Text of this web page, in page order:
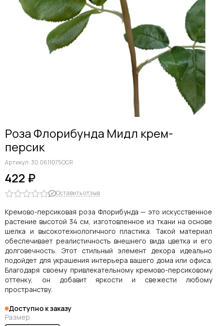
Дельфиниумы
Амариллисы
Ранункулюсы
Гладиолусы
Другие цветы
Космеи, ромашки
Роза Флорибунда Мидл крем-
персик
Артикул:30.0611075OCR
422 ₽
Оставить отзыв
Кремово-персиковая роза Флорибунда — это искусственное
растение высотой 34 см, изготовленное из ткани на основе
шелка и высокотехнологичного пластика. Такой материал
обеспечивает реалистичность внешнего вида цветка и его
долговечность. Этот стильный элемент декора идеально
подойдет для украшения интерьера вашего дома или офиса.
Благодаря своему привлекательному кремово-персиковому
оттенку, он добавит яркости и свежести любому
пространству.
Доступно к заказу
Размер